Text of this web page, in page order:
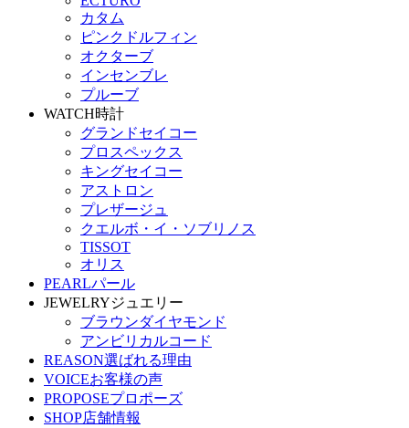
カタム
ピンクドルフィン
オクターブ
インセンブレ
プルーブ
WATCH時計
グランドセイコー
プロスペックス
キングセイコー
アストロン
プレザージュ
クエルボ・イ・ソブリノス
TISSOT
オリス
PEARLパール
JEWELRYジュエリー
ブラウンダイヤモンド
アンビリカルコード
REASON選ばれる理由
VOICEお客様の声
PROPOSEプロポーズ
SHOP店舗情報